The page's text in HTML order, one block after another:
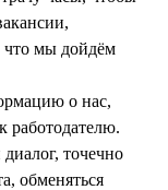
что мы дойдём
о нас,
работодателю.
точечно
обменяться